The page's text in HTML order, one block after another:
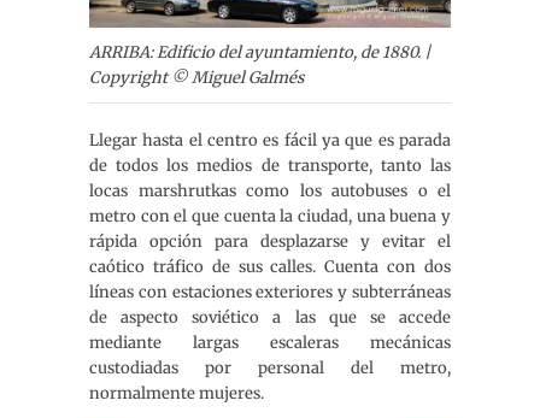
ARRIBA: Edificio del ayuntamiento, de 1880. |
Copyright © Miguel Galmés
Llegar hasta el centro es fácil ya que es parada
de todos los medios de transporte, tanto las
locas marshrutkas como los autobuses o el
metro con el que cuenta la ciudad, una buena y
rápida opción para desplazarse y evitar el
caótico tráfico de sus calles. Cuenta con dos
líneas con estaciones exteriores y subterráneas
de aspecto soviético a las que se accede
mediante largas escaleras mecánicas
custodiadas por personal del metro,
normalmente mujeres.